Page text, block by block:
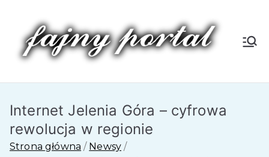
treści
Fa
jn
Internet Jelenia Góra – cyfrowa
rewolucja w regionie
Strona główna
Newsy